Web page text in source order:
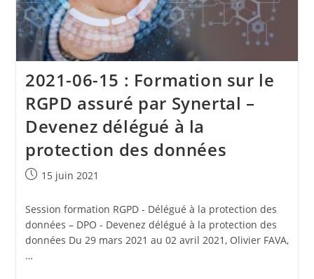
Service
De
La
Performance
2021-06-15 : Formation sur le
RGPD assuré par Synertal –
Devenez délégué à la
protection des données
Publication
15 juin 2021
Session formation RGPD - Délégué à la protection des
données – DPO - Devenez délégué à la protection des
données Du 29 mars 2021 au 02 avril 2021, Olivier FAVA,
…